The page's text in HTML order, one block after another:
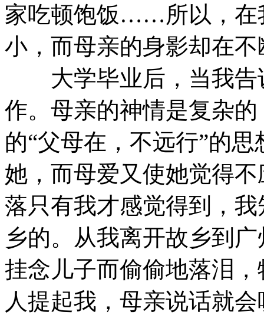
家吃顿饱饭……所以，在
小，而母亲的身影却在
大学毕业后，当我告
作。母亲的神情是复杂
的“父母在，不远行”的
她，而母爱又使她觉得
落只有我才感觉得到，
乡的。从我离开故乡到
挂念儿子而偷偷地落泪
人提起我，母亲说话就